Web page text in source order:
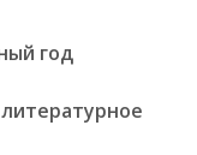
год